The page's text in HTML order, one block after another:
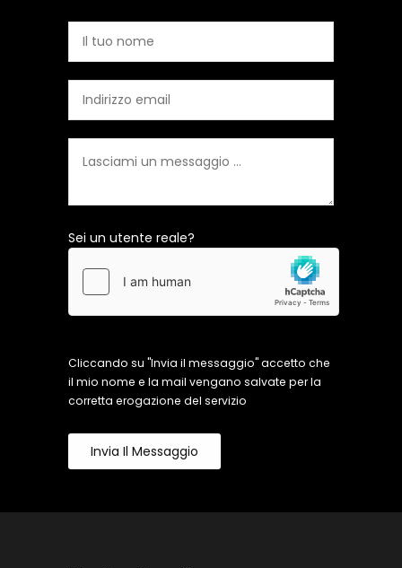
Sei un utente reale?
Cliccando su "Invia il messaggio" accetto che
il mio nome e la mail vengano salvate per la
corretta erogazione del servizio
Invia Il Messaggio